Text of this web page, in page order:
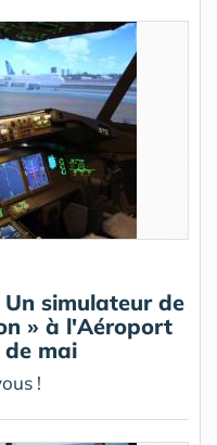
Un simulateur de
» à l'Aéroport
mai
!